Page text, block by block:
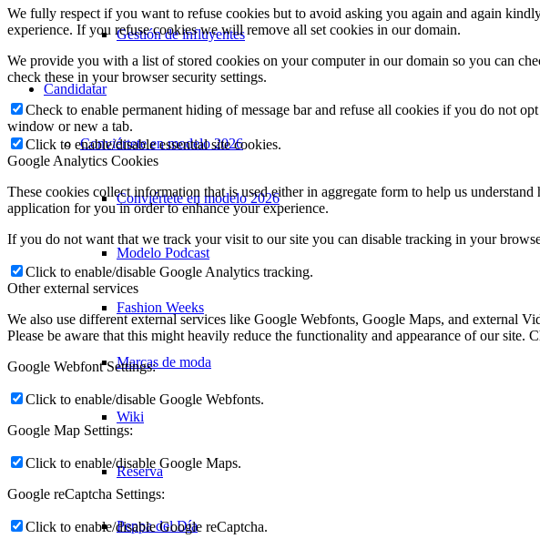
Gestión de influyentes
Candidatar
Conviértete en modelo 2026
Conviértete en modelo 2026
Modelo Podcast
Fashion Weeks
Marcas de moda
Wiki
Reserva
Peppa del Día
We fully respect if you want to refuse cookies but to avoid asking you again and again
experience. If you refuse cookies we will remove all set cookies in our domain.
We provide you with a list of stored cookies on your computer in our domain so you can
check these in your browser security settings.
Check to enable permanent hiding of message bar and refuse all cookies if you do not
window or new a tab.
Click to enable/disable essential site cookies.
Google Analytics Cookies
These cookies collect information that is used either in aggregate form to help us
application for you in order to enhance your experience.
If you do not want that we track your visit to our site you can disable tracking in your
Click to enable/disable Google Analytics tracking.
Other external services
We also use different external services like Google Webfonts, Google Maps, and external
Please be aware that this might heavily reduce the functionality and appearance of our site.
Google Webfont Settings:
Click to enable/disable Google Webfonts.
Google Map Settings:
Click to enable/disable Google Maps.
Google reCaptcha Settings:
Click to enable/disable Google reCaptcha.